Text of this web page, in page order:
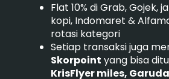
Flat 10% di Grab, Gojek,
kopi, Indomaret &
rotasi kategori
Setiap transaksi juga
Skorpoint yang bisa
KrisFlyer miles,